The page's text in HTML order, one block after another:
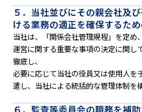
５．当社並びにその親会社及
ける業務の適正を確保するた
当社は、「関係会社管理規程」を定
運営に関する重要な事項の決定に関し
徹底し、
必要に応じて当社の役員又は使用人を
遣し、当社による統括的な管理体制を
６．監査等委員会の職務を補